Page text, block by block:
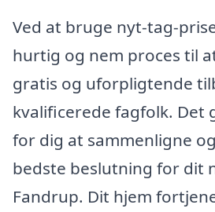
Ved at bruge nyt-tag-
hurtig og nem proces til
gratis og uforpligtende
kvalificerede fagfolk. Det
for dig at sammenligne
bedste beslutning for dit
Fandrup. Dit hjem